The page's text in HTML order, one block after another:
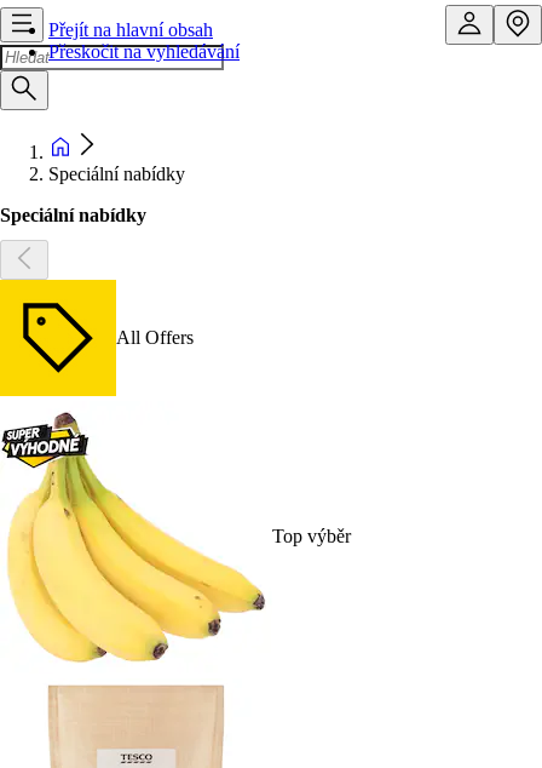
Přejít na hlavní obsah
Přeskočit na vyhledávání
Speciální nabídky
Speciální nabídky
All Offers
Top výběr